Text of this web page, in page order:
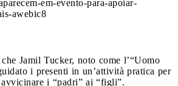
Jamil Tucker, noto come l’“Uomo
i presenti in un’attività pratica per
i “padri” ai “figli”.